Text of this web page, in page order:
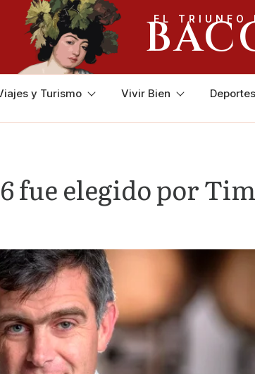
EL TRIUNFO
y Turismo Vivir Bien Deportes
fue elegido por